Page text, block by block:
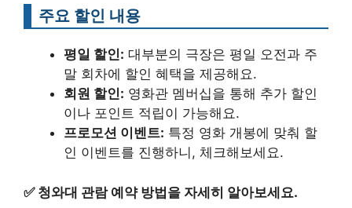
주요 할인 내용
평일 할인: 대부분의 극장은 평일 오전과 주
말 회차에 할인 혜택을 제공해요.
회원 할인: 영화관 멤버십을 통해 추가 할인
이나 포인트 적립이 가능해요.
프로모션 이벤트: 특정 영화 개봉에 맞춰 할
인 이벤트를 진행하니, 체크해보세요.
✅ 청와대 관람 예약 방법을 자세히 알아보세요.